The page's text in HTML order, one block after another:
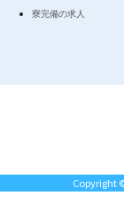
寮完備の求人
Copyright